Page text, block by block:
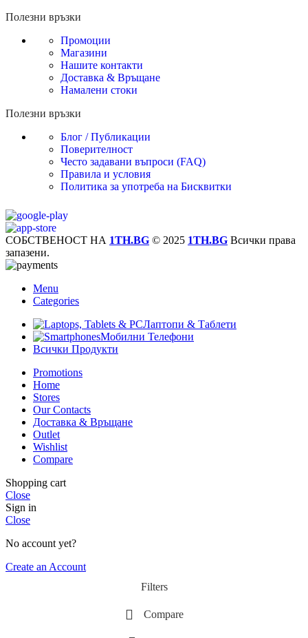
Полезни връзки
Промоции
Магазини
Нашите контакти
Доставка & Връщане
Намалени стоки
Полезни връзки
Блог / Публикации
Поверителност
Често задавани въпроси (FAQ)
Правила и условия
Политика за употреба на Бисквитки
СОБСТВЕНОСТ НА 1TH.BG © 2025 1TH.BG Всички права
запазени.
Menu
Categories
Лаптопи & Таблети
Мобилни Телефони
Всички Продукти
Promotions
Home
Stores
Our Contacts
Доставка & Връщане
Outlet
Wishlist
Compare
Shopping cart
Close
Sign in
Close
No account yet?
Create an Account
Filters
Compare